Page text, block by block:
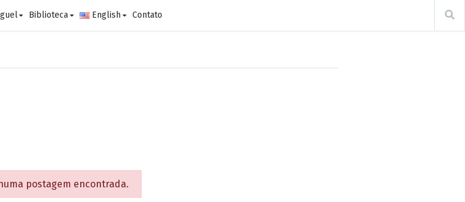
Biblioteca English Contato
postagem encontrada.